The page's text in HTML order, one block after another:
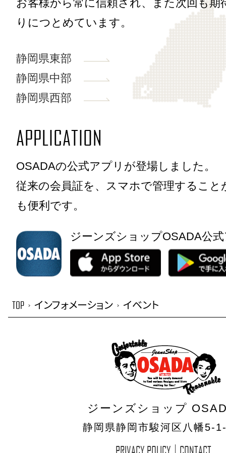
お客様から常に信頼され、また次回も期
りにつとめています。
静岡県東部
静岡県中部
静岡県西部
APPLICATION
OSADAの公式アプリが登場しました。
従来の会員証を、スマホで管理すること
も便利です。
ジーンズショップOSADA公
TOP > インフォメーション > イベント
ジーンズショップ
静岡県静岡市駿河区八幡5-
PRIVACY POLICY CONTACT